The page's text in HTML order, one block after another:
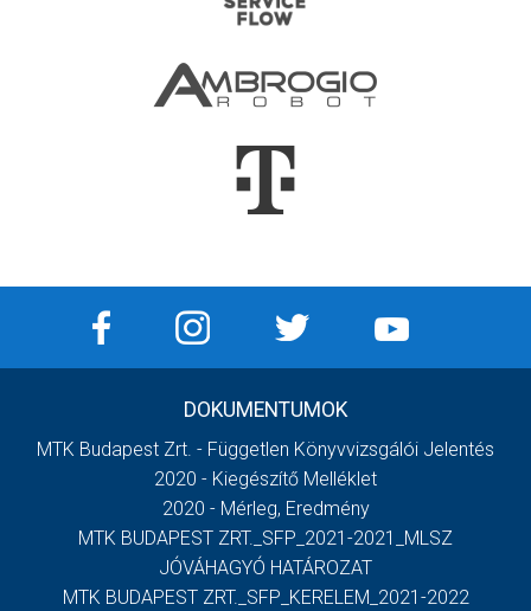
DOKUMENTUMOK
MTK Budapest Zrt. - Független Könyvvizsgálói Jelentés
2020 - Kiegészítő Melléklet
2020 - Mérleg, Eredmény
MTK BUDAPEST ZRT._SFP_2021-2021_MLSZ
JÓVÁHAGYÓ HATÁROZAT
MTK BUDAPEST ZRT._SFP_KERELEM_2021-2022